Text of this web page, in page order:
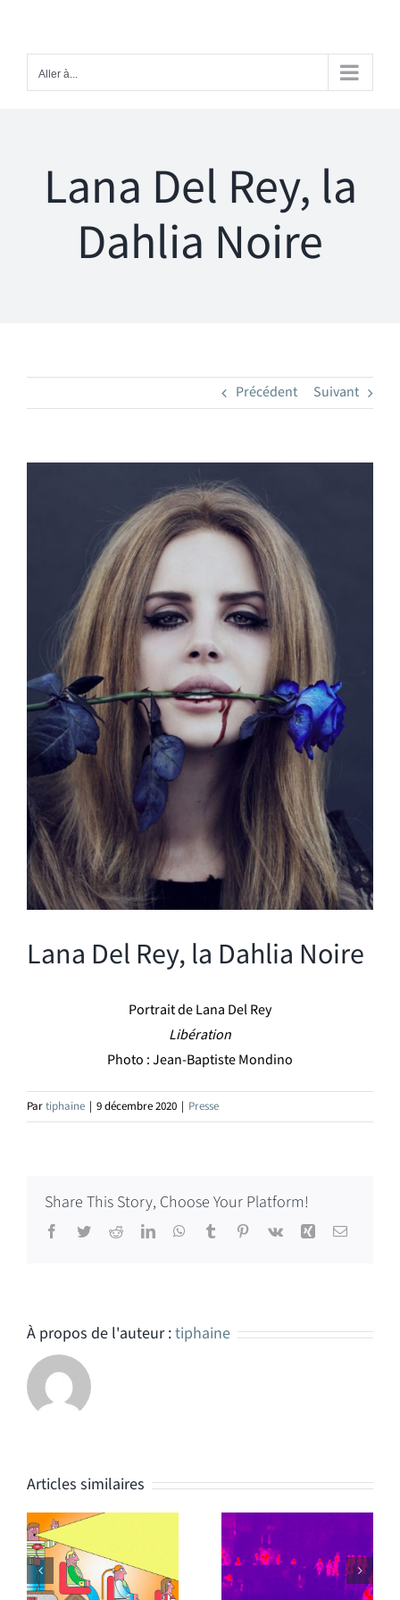
Aller à...
Lana Del Rey, la
Dahlia Noire
Précédent Suivant
Lana Del Rey, la Dahlia Noire
Portrait de Lana Del Rey
Libération
Photo : Jean-Baptiste Mondino
Partiphaine | 9 décembre 2020 | Presse
Share This Story, Choose Your Platform!
Facebook
TwitterRedditLinkedInWhatsApp
Tumblr Pinterest
Vk Xing Email
À propos de l'auteur :tiphaine
Articles similaires
Interview Esther
Duflo pour
Article dalida